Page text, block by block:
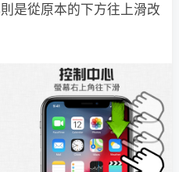
是從原本的下方往上滑改